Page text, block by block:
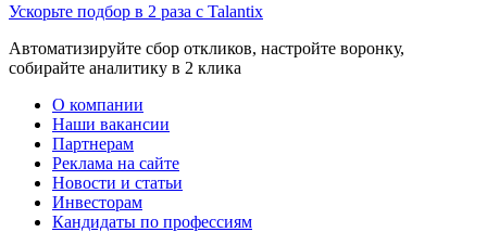
Ускорьте подбор в 2 раза с Talantix
Автоматизируйте сбор откликов, настройте воронку,
собирайте аналитику в 2 клика
О компании
Наши вакансии
Партнерам
Реклама на сайте
Новости и статьи
Инвесторам
Кандидаты по профессиям